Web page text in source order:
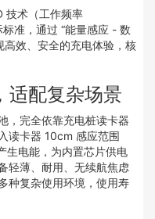
技术（工作频率
准，通过 “能量感应 - 数
高效、安全的充电体验，核
适配复杂场景
，完全依靠充电桩读卡器
读卡器 10cm 感应范围
生电能，为内置芯片供电
轻薄、耐用、无续航焦虑
种复杂使用环境，使用寿